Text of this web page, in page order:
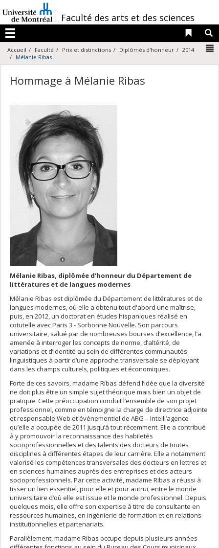
au
contenu
/Faculté des arts et des sciences
Menu
Liens
Accueil Faculté Prix et distinctions Diplômés d'honneur
2014
Mélanie Ribas
Hommage à Mélanie Ribas
Mélanie Ribas, diplômée d‘honneur du Département de
littératures et de langues modernes
Mélanie Ribas est diplômée du Département de littératures et de
langues modernes, où elle a obtenu tout d'abord une maîtrise,
puis, en 2012, un doctorat en études hispaniques réalisé en
cotutelle avec Paris 3 - Sorbonne Nouvelle. Son parcours
universitaire, salué par de nombreuses bourses d’excellence, l’a
amenée à interroger les concepts de norme, d’altérité, de
variations et d’identité au sein de différentes communautés
linguistiques à partir d’une approche transversale se déployant
dans les champs culturels, politiques et économiques.
Forte de ces savoirs, madame Ribas défend l’idée que la diversité
ne doit plus être un simple sujet théorique mais bien un objet de
pratique. Cette préoccupation conduit l’ensemble de son projet
professionnel, comme en témoigne la charge de directrice adjointe
et responsable Web et événementiel de ABG – Intelli’agence
qu’elle a occupée de 2011 jusqu’à tout récemment. Elle a contribué
à y promouvoir la reconnaissance des habiletés
socioprofessionnelles et des talents des docteurs de toutes
disciplines à différentes étapes de leur carrière. Elle a notamment
valorisé les compétences transversales des docteurs en lettres et
en sciences humaines auprès des entreprises et des acteurs
socioprofessionnels. Par cette activité, madame Ribas a réussi à
tisser un lien essentiel, pour elle et pour autrui, entre le monde
universitaire d’où elle est issue et le monde professionnel. Depuis
quelques mois, elle offre son expertise à titre de consultante en
ressources humaines, en ingénierie de formation et en relations
institutionnelles et partenariats.
Parallèlement, madame Ribas occupe depuis plusieurs années